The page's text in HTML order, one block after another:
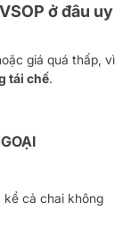
ở đâu uy
giá quá thấp, vì
tái chế.
, kể cả chai không